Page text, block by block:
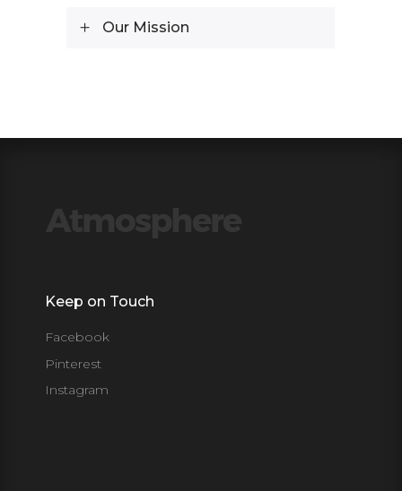
Our Mission
Keep on Touch
Facebook
Pinterest
Instagram